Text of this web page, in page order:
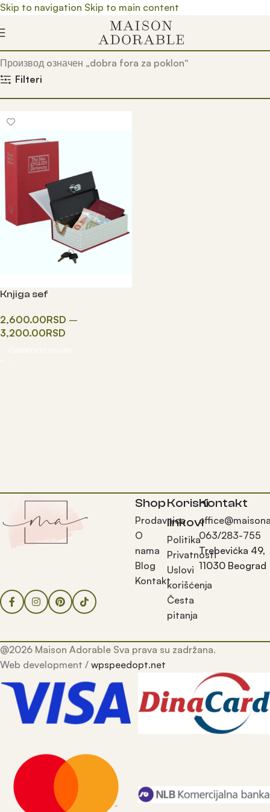
Skip to navigation Skip to main content
Почетна/ Prodavnica/
Производ oзначен „dobra fora za poklon“
Filteri
Knjiga sef
2,600.00RSD –
3,200.00RSD
Shop
Prodavnica
O
nama
Blog
Kontakt
Korisni
linkovi
Politika
Privatnosti
Uslovi
korišćenja
Česta
pitanja
Kontakt
063/283-755
Trebevićka 49,
11030 Beograd
@2026 Maison Adorable Sva prava su zadržana.
Web development / wpspeedopt.net